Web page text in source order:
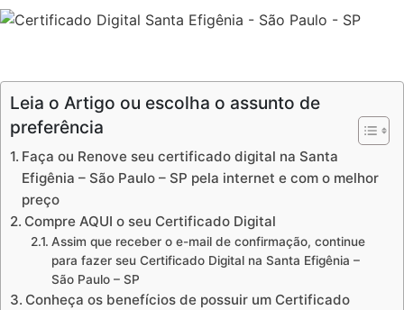
Leia o Artigo ou escolha o assunto de
preferência
Faça ou Renove seu certificado digital na Santa
Efigênia – São Paulo – SP pela internet e com o melhor
preço
Compre AQUI o seu Certificado Digital
Assim que receber o e-mail de confirmação, continue
para fazer seu Certificado Digital na Santa Efigênia –
São Paulo – SP
Conheça os benefícios de possuir um Certificado